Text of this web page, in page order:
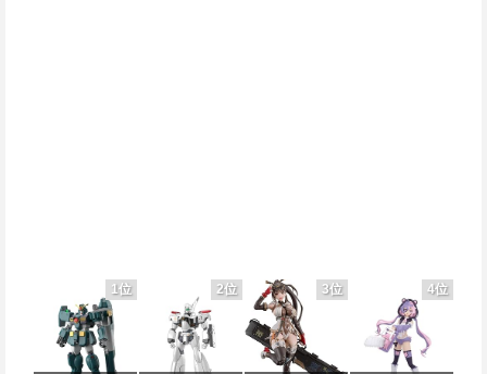
1位 2位 3位 4位